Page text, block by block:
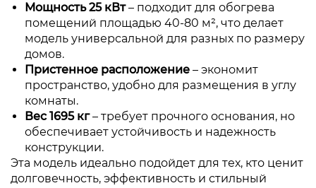
Мощность 25 кВт– подходит для обогрева
помещений площадью 40-80 м², что делает
модель универсальной для разных по размеру
домов.
Пристенное расположение – экономит
пространство, удобно для размещения в углу
комнаты.
Вес 1695 кг– требует прочного основания, но
обеспечивает устойчивость и надежность
конструкции.
Эта модель идеально подойдет для тех, кто ценит
долговечность, эффективность и стильный